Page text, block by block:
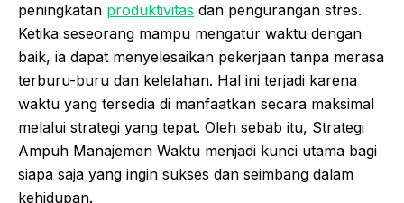
peningkatan produktivitas dan pengurangan stres.
Ketika seseorang mampu mengatur waktu dengan
baik, ia dapat menyelesaikan pekerjaan tanpa merasa
terburu-buru dan kelelahan. Hal ini terjadi karena
waktu yang tersedia di manfaatkan secara maksimal
melalui strategi yang tepat. Oleh sebab itu, Strategi
Ampuh Manajemen Waktu menjadi kunci utama bagi
siapa saja yang ingin sukses dan seimbang dalam
kehidupan.